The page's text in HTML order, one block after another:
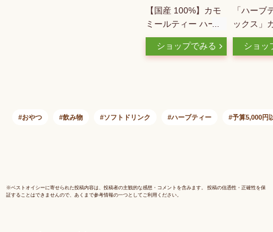
【国産 100%】カモ
ミールティー ハーブ
ティー 2g×15パック
熊本県産 ノンカフェ
カモミール茶 健康茶
ショップでみる
「ハーブ
ックス」
ティー(カ
ャーマン
ィー 健康
ショッ
おやつ 飲み物 ソフトドリンク ハーブティー 予算5,000円
※ベストオイシーに寄せられた投稿内容は、投稿者の主観的な感想・コメントを含みます。 投稿の信憑性・正確性を保
証することはできませんので、あくまで参考情報の一つとしてご利用ください。